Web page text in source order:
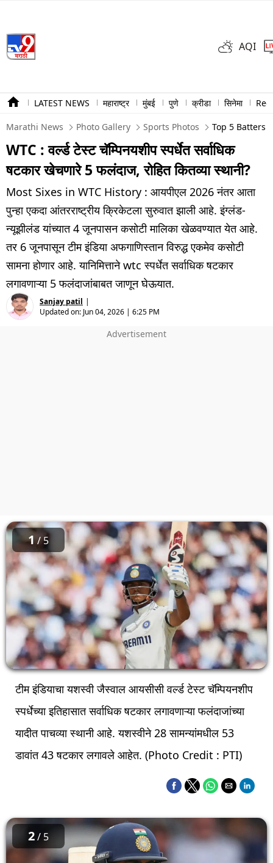
AQI
LATEST NEWS महाराष्ट्र मुंबई पुणे क्रीडा सिनेमा
Marathi News Photo Gallery Sports Photos Top 5 Batters
WTC : वर्ल्ड टेस्ट चॅम्पिनयशीप स्पर्धेत सर्वाधिक
षटकार खेचणारे 5 फलंदाज, रोहित कितव्या स्थानी?
Most Sixes in WTC History : आयपीएल 2026 नंतर आता
पुन्हा एकदा आंतरराष्ट्रीय क्रिकेटला सुरुवात झाली आहे. इंग्लंड-
न्यूझीलंड यांच्यात 4 जूनपासन कसोटी मालिका खेळवण्यात येत आहे.
तर 6 जूनपासून टीम इंडिया अफगाणिस्तान विरुद्ध एकमेव कसोटी
सामना होणार आहे. यानिमित्ताने wtc स्पर्धेत सर्वाधिक षटकार
लगावणाऱ्या 5 फलंदाजांबाबत जाणून घेऊयात.
Sanjay patil |
Updated on: Jun 04, 2026 | 6:25 PM
1/ 5
टीम इंडियाचा यशस्वी जैस्वाल आयसीसी वर्ल्ड टेस्ट चॅम्पियनशीप
स्पर्धेच्या इतिहासात सर्वाधिक षटकार लगावणाऱ्या फलंदाजांच्या
यादीत पाचव्या स्थानी आहे. यशस्वीने 28 सामन्यांमधील 53
डावांत 43 षटकार लगावले आहेत. (Photo Credit : PTI)
2/ 5